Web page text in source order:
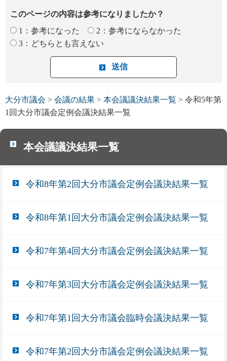
このページの内容は参考になりましたか？
1：参考になった
2：参考にならなかった
3：どちらとも言えない
大分市議会 > 会議の結果 > 本会議議決結果一覧 > 令和5年第
1回大分市議会定例会議決結果一覧
本会議議決結果一覧
令和8年第2回大分市議会定例会議決結果一覧
令和8年第1回大分市議会定例会議決結果一覧
令和7年第4回大分市議会定例会議決結果一覧
令和7年第3回大分市議会定例会議決結果一覧
令和7年第1回大分市議会臨時会議決結果一覧
令和7年第2回大分市議会定例会議決結果一覧